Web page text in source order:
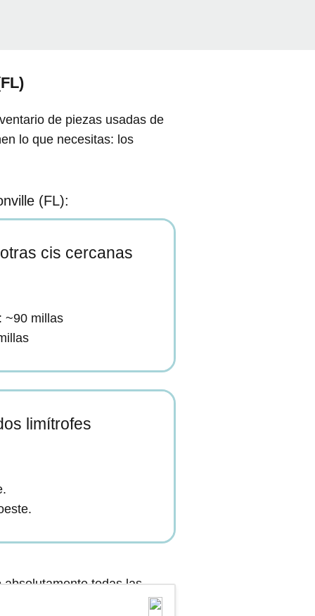
de piezas usadas de
lo que necesitas: los
(FL):
cis cercanas
: ~90 millas
limítrofes
todas las